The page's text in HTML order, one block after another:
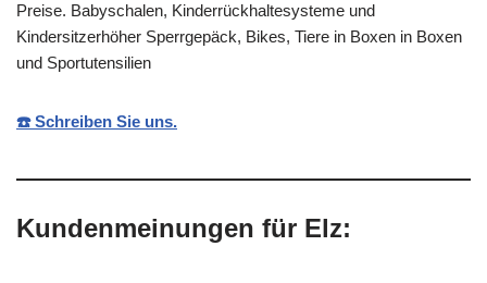
Preise. Babyschalen, Kinderrückhaltesysteme und
Kindersitzerhöher Sperrgepäck, Bikes, Tiere in Boxen in Boxen
und Sportutensilien
☎️ Schreiben Sie uns.
Kundenmeinungen für Elz: